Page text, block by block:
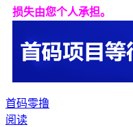
损失由您个人承担。
首码零撸
阅读